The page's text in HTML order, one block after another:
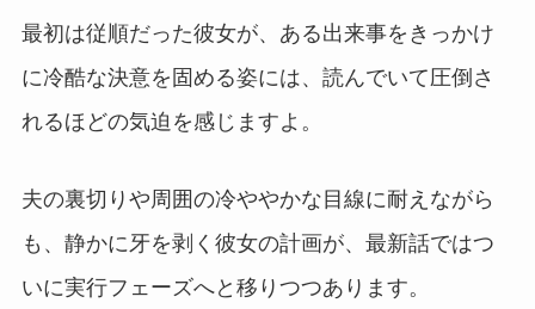
最初は従順だった彼女が、ある出来事をきっかけ
に冷酷な決意を固める姿には、読んでいて圧倒さ
れるほどの気迫を感じますよ。
夫の裏切りや周囲の冷ややかな目線に耐えながら
も、静かに牙を剥く彼女の計画が、最新話ではつ
いに実行フェーズへと移りつつあります。